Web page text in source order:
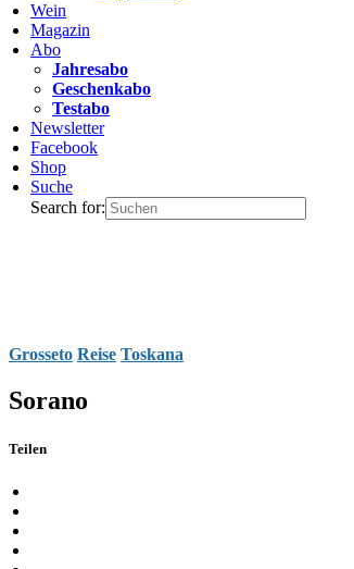
Wein
Magazin
Abo
Jahresabo
Geschenkabo
Testabo
Newsletter
Facebook
Shop
Suche
Search for:
Grosseto Reise Toskana
Sorano
Teilen